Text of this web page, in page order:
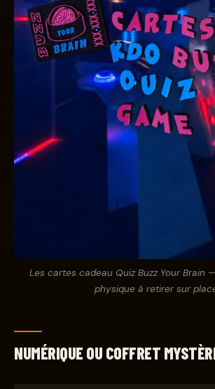
Les cartes cadeau Quiz Buzz Your Brain
physique à retirer sur
NUMÉRIQUE OU COFFRET